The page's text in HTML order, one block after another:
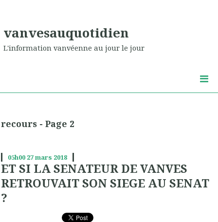
vanvesauquotidien
L'information vanvéenne au jour le jour
recours - Page 2
05h00 27mars 2018
ET SI LA SENATEUR DE VANVES
RETROUVAIT SON SIEGE AU SENAT
?